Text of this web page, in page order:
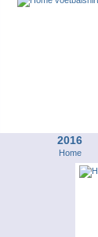
2016
Home